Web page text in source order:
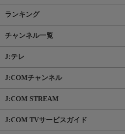
ランキング
チャンネル一覧
J:テレ
J:COMチャンネル
J:COM STREAM
J:COM TVサービスガイド